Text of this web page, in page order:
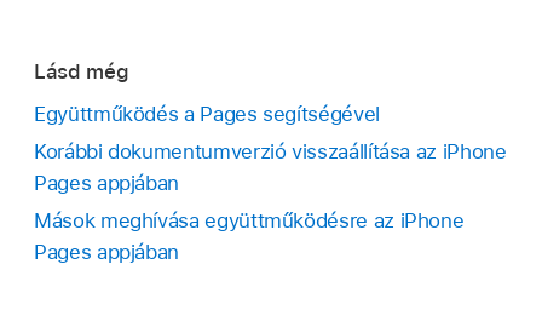
Megnyitás a Touch ID-val:Koppintson a
dokumentumra, majd helyezze az ujját a
Touch ID-ra.
Lásd még
Együttműködés a Pages segítségével
Korábbi dokumentumverzió visszaállítása az iPhone
Pages appjában
Mások meghívása együttműködésre az iPhone
Pages appjában